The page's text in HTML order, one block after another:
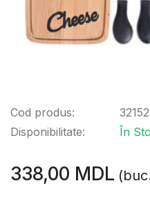
Cod produs:
Disponibilitate:
În
338,00 MDL